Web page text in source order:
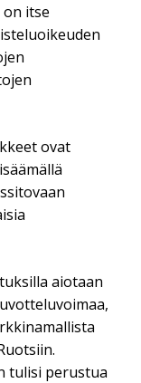
itse
ovat
aiotaan
tulisi perustua